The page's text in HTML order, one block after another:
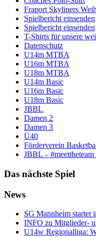
Fraport Skyliners
Spielbericht einsenden
Spielbericht einsenden
T-Shirts für unsere
Datenschutz
U14m MTBA
U16m MTBA
U18m MTBA
U14m Basic
U16m Basic
U18m Basic
JBBL
Damen 2
Damen 3
Ü40
Förderverein
JBBL –
Das nächste Spiel
News
SG Mannheim startet
INFO zu Mitglieder-
U14w Regionalliga: